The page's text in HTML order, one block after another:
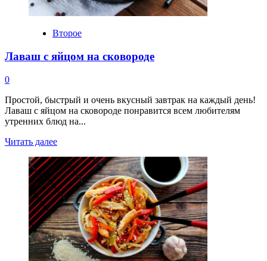
Второе
Лаваш с яйцом на сковороде
0
Простой, быстрый и очень вкусный завтрак на каждый день!
Лаваш с яйцом на сковороде понравится всем любителям
утренних блюд на...
Читать далееПрочитать
о
Лаваш
с
яйцом
на
сковороде